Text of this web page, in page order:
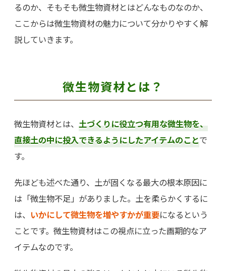
るのか、そもそも微生物資材とはどんなものなのか、
ここからは微生物資材の魅力について分かりやすく解
説していきます。
微生物資材とは？
微生物資材とは、 土づくりに役立つ有用な微生物を、
直接土の中に投入できるようにしたアイテムのことで
す。
先ほども述べた通り、土が固くなる最大の根本原因に
は「微生物不足」がありました。土を柔らかくするに
は、 いかにして微生物を増やすかが重要になるという
ことです。微生物資材はこの視点に立った画期的なア
イテムなのです。